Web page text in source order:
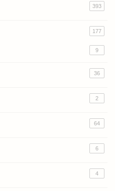
393
177
9
36
2
64
6
4